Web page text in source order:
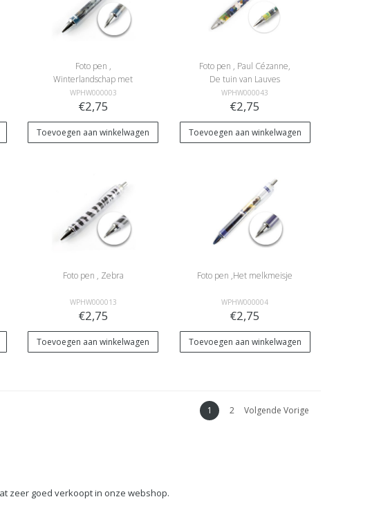
Foto pen ,
Winterlandschap met
schaatsers , Avercamp
WPHW000003
€2,75
Toevoegen aan winkelwagen
Foto pen , Paul Cézanne,
De tuin van Lauves
WPHW000043
€2,75
Toevoegen aan winkelwagen
Foto pen , Zebra
WPHW000013
€2,75
Toevoegen aan winkelwagen
Foto pen ,Het melkmeisje
WPHW000004
€2,75
Toevoegen aan winkelwagen
1 2 Volgende Vorige
zeer goed verkoopt in onze webshop.